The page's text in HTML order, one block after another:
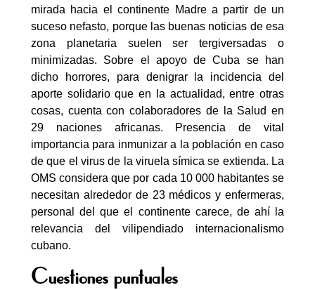
mirada hacia el continente Madre a partir de un
suceso nefasto, porque las buenas noticias de esa
zona planetaria suelen ser tergiversadas o
minimizadas. Sobre el apoyo de Cuba se han
dicho horrores, para denigrar la incidencia del
aporte solidario que en la actualidad, entre otras
cosas, cuenta con colaboradores de la Salud en
29 naciones africanas. Presencia de vital
importancia para inmunizar a la población en caso
de que el virus de la viruela símica se extienda. La
OMS considera que por cada 10 000 habitantes se
necesitan alrededor de 23 médicos y enfermeras,
personal del que el continente carece, de ahí la
relevancia del vilipendiado internacionalismo
cubano.
Cuestiones puntuales